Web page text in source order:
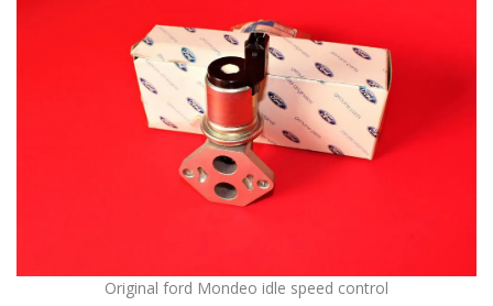
Original ford Mondeo idle speed control